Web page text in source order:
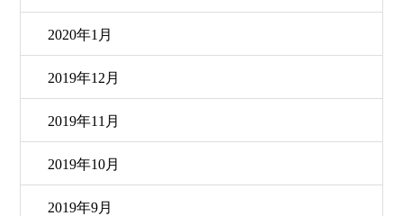
2020年1月
2019年12月
2019年11月
2019年10月
2019年9月